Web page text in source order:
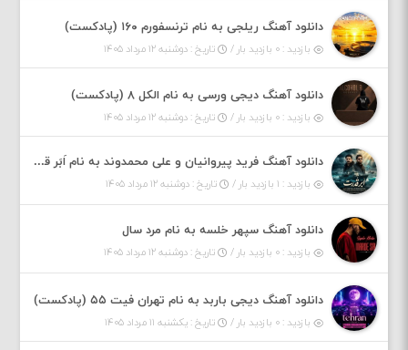
دانلود آهنگ ریلجی به نام ترنسفورم ۱۶۰ (پادکست)
بازدید : ۰ بازدید بار / تاریخ : دوشنبه ۱۲ مرداد ۱۴۰۵
دانلود آهنگ دیجی ورسی به نام الکل ۸ (پادکست)
بازدید : ۰ بازدید بار / تاریخ : دوشنبه ۱۲ مرداد ۱۴۰۵
دانلود آهنگ فرید پیروانیان و علی محمدوند به نام اَبَر قدرت
بازدید : ۱ بازدید بار / تاریخ : دوشنبه ۱۲ مرداد ۱۴۰۵
دانلود آهنگ سپهر خلسه به نام مرد سال
بازدید : ۰ بازدید بار / تاریخ : دوشنبه ۱۲ مرداد ۱۴۰۵
دانلود آهنگ دیجی باربد به نام تهران فیت ۵۵ (پادکست)
بازدید : ۰ بازدید بار / تاریخ : یکشنبه ۱۱ مرداد ۱۴۰۵